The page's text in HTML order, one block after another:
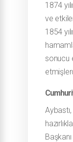
1874
ve
1854
sonucu